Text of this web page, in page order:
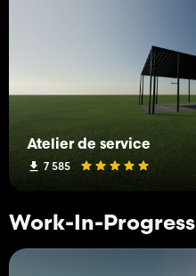
Atelier de service
7 585
Work-In-Progress